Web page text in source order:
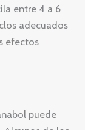
entre 4 a 6
adecuados
efectos
puede